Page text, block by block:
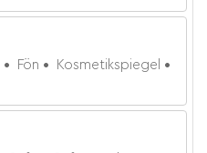
Fön
Kosmetikspiegel